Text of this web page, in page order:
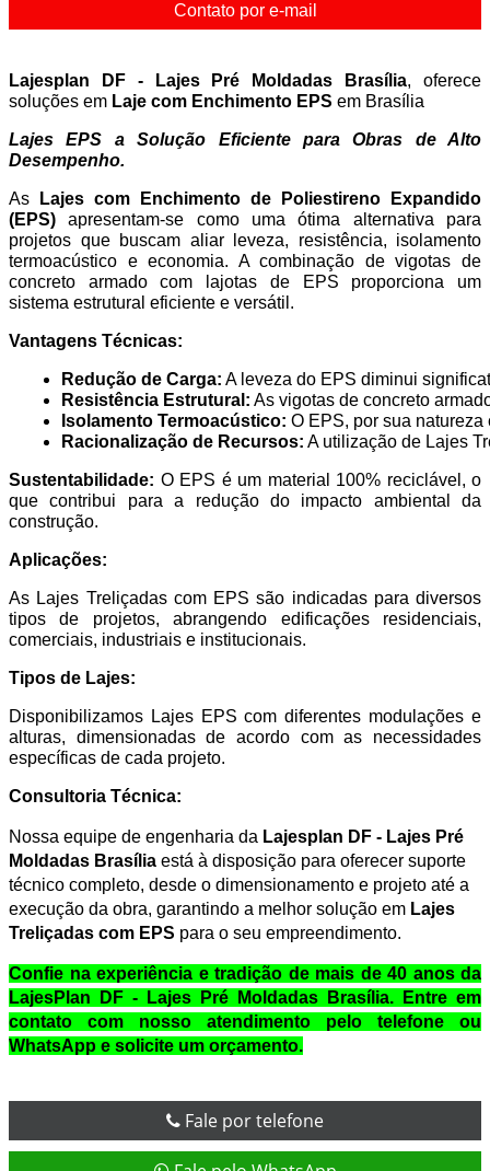
Contato por e-mail
Lajesplan DF - Lajes Pré Moldadas Brasília, oferece
soluções em Laje com Enchimento EPS em Brasília
Lajes EPS
a Solução Eficiente para Obras de Alto
Desempenho.
As Lajes com Enchimento de Poliestireno Expandido
(EPS) apresentam-se como uma ótima alternativa para
projetos que buscam aliar leveza, resistência, isolamento
termoacústico e economia. A combinação de vigotas de
concreto armado com lajotas de EPS proporciona um
sistema estrutural eficiente e versátil.
Vantagens Técnicas:
Redução de Carga: A leveza do EPS diminui
Resistência Estrutural: As vigotas de concreto
Isolamento Termoacústico: O EPS, por sua
Racionalização de Recursos: A utilização de Lajes
Sustentabilidade: O EPS é um material 100% reciclável, o
que contribui para a redução do impacto ambiental da
construção.
Aplicações:
As Lajes Treliçadas com EPS são indicadas para diversos
tipos de projetos, abrangendo edificações residenciais,
comerciais, industriais e institucionais.
Tipos de Lajes:
Disponibilizamos Lajes EPS com diferentes modulações e
alturas, dimensionadas de acordo com as necessidades
específicas de cada projeto.
Consultoria Técnica:
Nossa equipe de engenharia da Lajesplan DF - Lajes Pré
Moldadas Brasília está à disposição para oferecer suporte
técnico completo, desde o dimensionamento e projeto até a
execução da obra, garantindo a melhor solução em Lajes
Treliçadas com EPS para o seu empreendimento.
Confie na experiência e tradição de mais de 40 anos da
LajesPlan DF - Lajes Pré Moldadas Brasília. Entre em
contato com nosso atendimento pelo telefone ou
WhatsApp e solicite um orçamento.
Fale por telefone